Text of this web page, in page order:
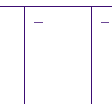
— —
— —